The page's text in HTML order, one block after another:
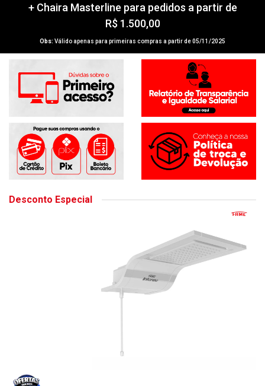
+ Chaira Masterline para pedidos a partir de
R$ 1.500,00
Obs: Válido apenas para primeiras compras a partir de 05/11/2025
Desconto Especial